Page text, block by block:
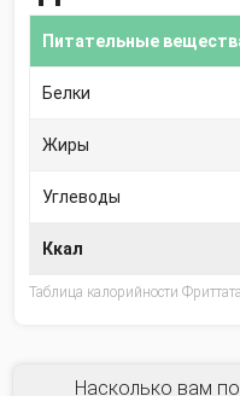
Таблица калорийности
Питательные
Ккал
Белки
Жиры
Углеводы
Насколько вам